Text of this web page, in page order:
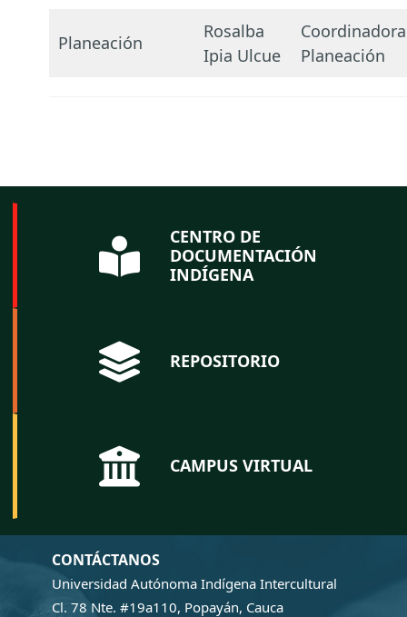
Planeación
Rosalba
Ipia Ulcue
Coordinadora
Planeación
CENTRO DE
DOCUMENTACIÓN
INDÍGENA
REPOSITORIO
CAMPUS VIRTUAL
CONTÁCTANOS
Universidad Autónoma Indígena Intercultural
Cl. 78 Nte. #19a110, Popayán, Cauca